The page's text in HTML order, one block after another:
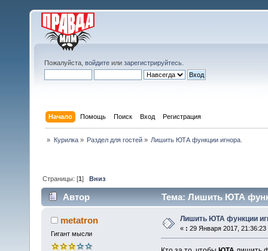
Пожалуйста, войдите или зарегистрируйтесь
Начало Помощь Поиск Вход Регистрация
» Курилка» Раздел для гостей» Лишить ЮТА функции игнора.
Страницы: [1]Вниз
Автор Тема: Лишить ЮТА
metatron
Гигант мысли
Лишить ЮТА функции
« : 29 Января 2017, 21:36:23